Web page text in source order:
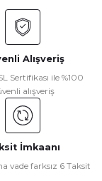
formunu
Alışveriş
Sertifikası ile %100
alışveriş
İmkaanı
vade farksız 6 Taksit